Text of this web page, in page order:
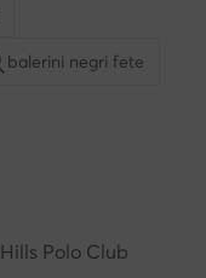
balerini negri fete
Polo Club